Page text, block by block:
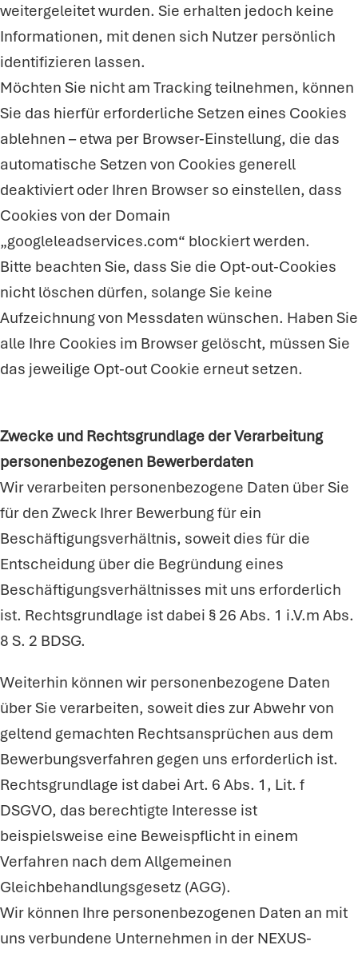
weitergeleitet wurden. Sie erhalten jedoch keine
Informationen, mit denen sich Nutzer persönlich
identifizieren lassen.
Möchten Sie nicht am Tracking teilnehmen, können
Sie das hierfür erforderliche Setzen eines Cookies
ablehnen – etwa per Browser-Einstellung, die das
automatische Setzen von Cookies generell
deaktiviert oder Ihren Browser so einstellen, dass
Cookies von der Domain
„googleleadservices.com“ blockiert werden.
Bitte beachten Sie, dass Sie die Opt-out-Cookies
nicht löschen dürfen, solange Sie keine
Aufzeichnung von Messdaten wünschen. Haben Sie
alle Ihre Cookies im Browser gelöscht, müssen Sie
das jeweilige Opt-out Cookie erneut setzen.
Zwecke und Rechtsgrundlage der Verarbeitung
personenbezogenen Bewerberdaten
Wir verarbeiten personenbezogene Daten über Sie
für den Zweck Ihrer Bewerbung für ein
Beschäftigungsverhältnis, soweit dies für die
Entscheidung über die Begründung eines
Beschäftigungsverhältnisses mit uns erforderlich
ist. Rechtsgrundlage ist dabei § 26 Abs. 1 i.V.m Abs.
8 S. 2 BDSG.
Weiterhin können wir personenbezogene Daten
über Sie verarbeiten, soweit dies zur Abwehr von
geltend gemachten Rechtsansprüchen aus dem
Bewerbungsverfahren gegen uns erforderlich ist.
Rechtsgrundlage ist dabei Art. 6 Abs. 1, Lit. f
DSGVO, das berechtigte Interesse ist
beispielsweise eine Beweispflicht in einem
Verfahren nach dem Allgemeinen
Gleichbehandlungsgesetz (AGG).
Wir können Ihre personenbezogenen Daten an mit
uns verbundene Unternehmen in der NEXUS-